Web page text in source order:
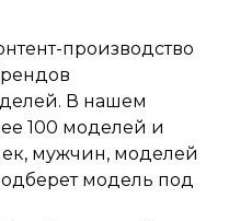
производство
В нашем
100 моделей и
мужчин, моделей
модель под